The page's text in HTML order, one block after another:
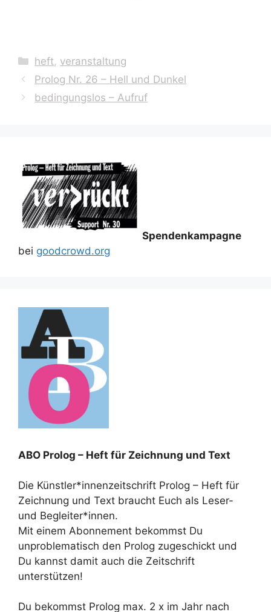
Kategorien
heft, veranstaltung
Prolog Nr. 26 – Hell und Dunkel
bedingungslos – Aufruf
Spendenkampagne
bei goodcrowd.org
ABO Prolog – Heft für Zeichnung und Text
Die Künstler*innenzeitschrift Prolog – Heft für
Zeichnung und Text braucht Euch als Leser-
und Begleiter*innen.
Mit einem Abonnement bekommst Du
unproblematisch den Prolog zugeschickt und
Du kannst damit auch die Zeitschrift
unterstützen!
Du bekommst Prolog max. 2 x im Jahr nach